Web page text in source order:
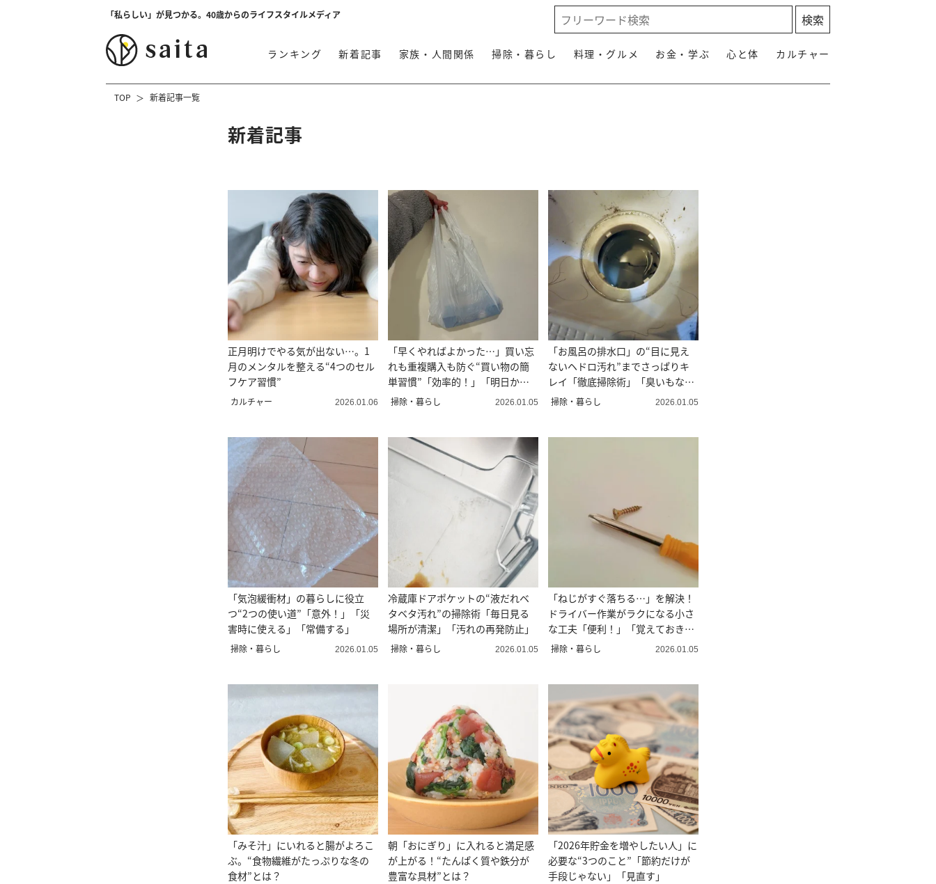
「私らしい」が見つかる。40歳からのライフスタイルメディア
ランキング 新着記事 家族・人間関係 掃除・暮らし 料理・グルメ お金・学ぶ 心と体 カルチャー
TOP 新着記事一覧
新着記事
正月明けでやる気が出ない…。1
月のメンタルを整える“4つのセル
フケア習慣”
カルチャー 2026.01.06
「早くやればよかった…」買い忘
れも重複購入も防ぐ“買い物の簡
単習慣”「効率的！」「明日から
やる」
掃除・暮らし 2026.01.05
「お風呂の排水口」の“目に見え
ないヘドロ汚れ”までさっぱりキ
レイ「徹底掃除術」「臭いもなく
なった」
掃除・暮らし 2026.01.05
「気泡緩衝材」の暮らしに役立
つ“2つの使い道”「意外！」「災
害時に使える」「常備する」
掃除・暮らし 2026.01.05
冷蔵庫ドアポケットの“液だれベ
タベタ汚れ”の掃除術「毎日見る
場所が清潔」「汚れの再発防止」
掃除・暮らし 2026.01.05
「ねじがすぐ落ちる…」を解決！
ドライバー作業がラクになる小さ
な工夫「便利！」「覚えておきた
い」
掃除・暮らし 2026.01.05
「みそ汁」にいれると腸がよろこ
ぶ。“食物繊維がたっぷりな冬の
食材”とは？
朝「おにぎり」に入れると満足感
が上がる！“たんぱく質や鉄分が
豊富な具材”とは？
「2026年貯金を増やしたい人」に
必要な“3つのこと”「節約だけが
手段じゃない」「見直す」